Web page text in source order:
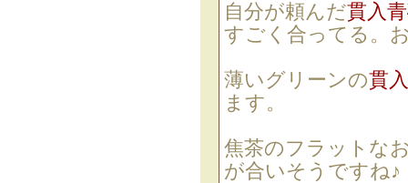
自分が頼んだ貫入
すごく合ってる。
薄いグリーンの貫
ます。
焦茶のフラットな
が合いそうですね♪